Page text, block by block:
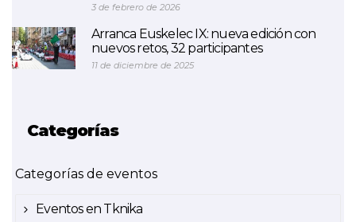
3 de febrero de 2026
Arranca Euskelec IX: nueva edición con
nuevos retos, 32 participantes
11 de diciembre de 2025
Categorías
Categorías de eventos
Eventos en Tknika